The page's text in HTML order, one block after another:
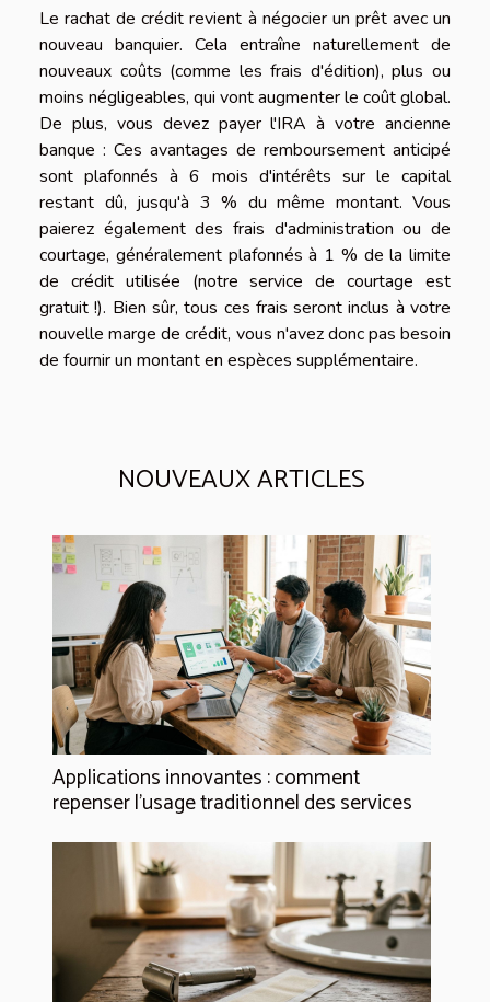
Le rachat de crédit revient à négocier un prêt avec un
nouveau banquier. Cela entraîne naturellement de
nouveaux coûts (comme les frais d'édition), plus ou
moins négligeables, qui vont augmenter le coût global.
De plus, vous devez payer l'IRA à votre ancienne
banque : Ces avantages de remboursement anticipé
sont plafonnés à 6 mois d'intérêts sur le capital
restant dû, jusqu'à 3 % du même montant. Vous
paierez également des frais d'administration ou de
courtage, généralement plafonnés à 1 % de la limite
de crédit utilisée (notre service de courtage est
gratuit !). Bien sûr, tous ces frais seront inclus à votre
nouvelle marge de crédit, vous n'avez donc pas besoin
de fournir un montant en espèces supplémentaire.
NOUVEAUX ARTICLES
Applications innovantes : comment
repenser l’usage traditionnel des services